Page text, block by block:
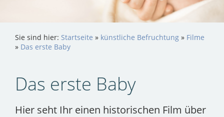
Sie sind hier: Startseite » künstliche Befruchtung » Filme
» Das erste Baby
Das erste Baby
Hier seht Ihr einen historischen Film über